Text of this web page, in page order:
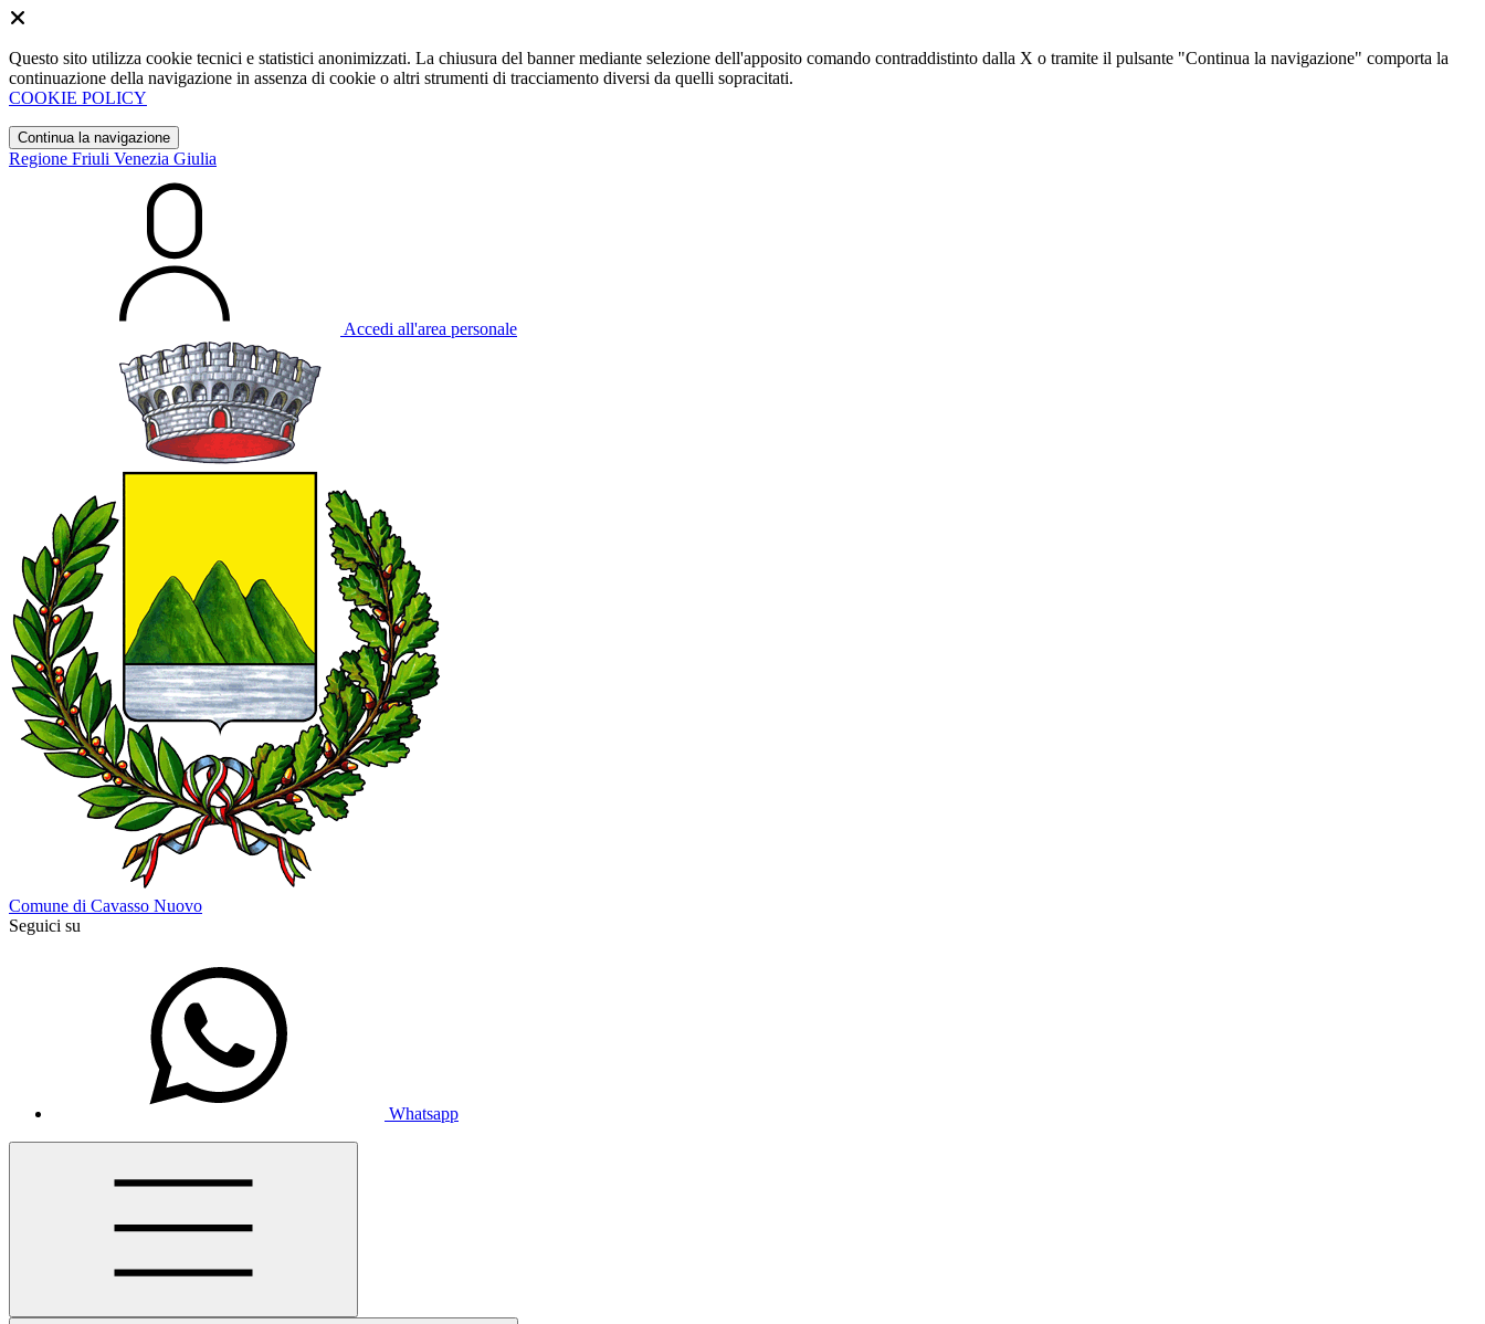
Questo sito utilizza cookie tecnici e statistici anonimizzati. La chiusura del banner mediante selezione dell'apposito comando contraddistinto dalla X o tramite il pulsante "Continua la navigazione" comporta la
continuazione della navigazione in assenza di cookie o altri strumenti di tracciamento diversi da quelli sopracitati.
COOKIE POLICY
Continua la navigazione
Regione Friuli Venezia Giulia
Accedi all'area personale
Comune di Cavasso Nuovo
Seguici su
Whatsapp